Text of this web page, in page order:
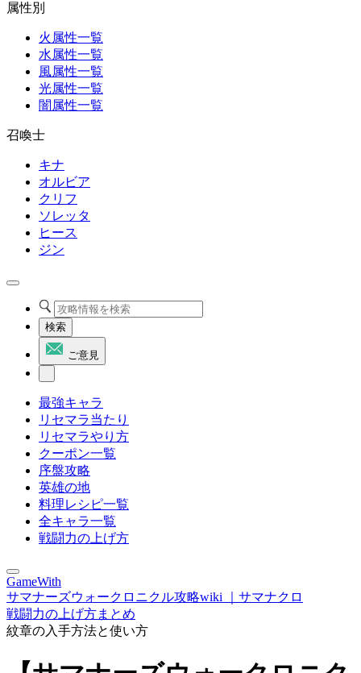
属性別
火属性一覧
水属性一覧
風属性一覧
光属性一覧
闇属性一覧
召喚士
キナ
オルビア
クリフ
ソレッタ
ヒース
ジン
検索
ご意見
最強キャラ
リセマラ当たり
リセマラやり方
クーポン一覧
序盤攻略
英雄の地
料理レシピ一覧
全キャラ一覧
戦闘力の上げ方
GameWith
サマナーズウォークロニクル攻略wiki ｜サマナクロ
戦闘力の上げ方まとめ
紋章の入手方法と使い方